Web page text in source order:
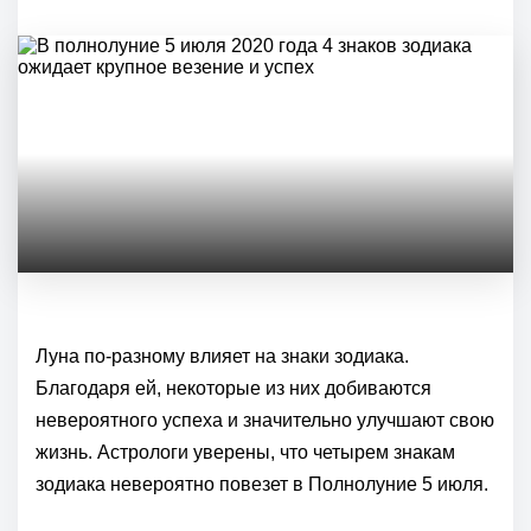
Луна по-разному влияет на знаки зодиака.
Благодаря ей, некоторые из них добиваются
невероятного успеха и значительно улучшают свою
жизнь. Астрологи уверены, что четырем знакам
зодиака невероятно повезет в Полнолуние 5 июля.